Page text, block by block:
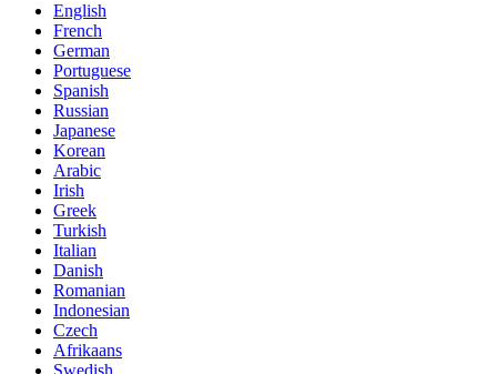
English
French
German
Portuguese
Spanish
Russian
Japanese
Korean
Arabic
Irish
Greek
Turkish
Italian
Danish
Romanian
Indonesian
Czech
Afrikaans
Swedish